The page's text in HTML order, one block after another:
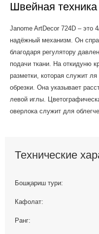
Швейная
Janome ArtDecor 724D – это
надёжный механизм. Он
благодаря регулятору
подачи ткани. На откидуню
разметки, которая служит
обрезки. Она указывает
левой иглы.
оверлока служит для
Технические
Бошқариш тури:
Кафолат:
Ранг: